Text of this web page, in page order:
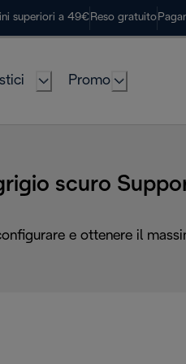
superiori a 49€ Reso gratuito
Promo
scuro
e ottenere il